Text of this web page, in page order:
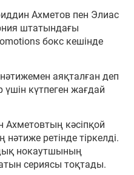
Ахметов пен Элиас
штатындағы
бокс кешінде
аяқталған деп
күтпеген жағдай
Ахметовтың кәсіпқой
ретінде тіркелді.
нокаутшының
сериясы тоқтады.